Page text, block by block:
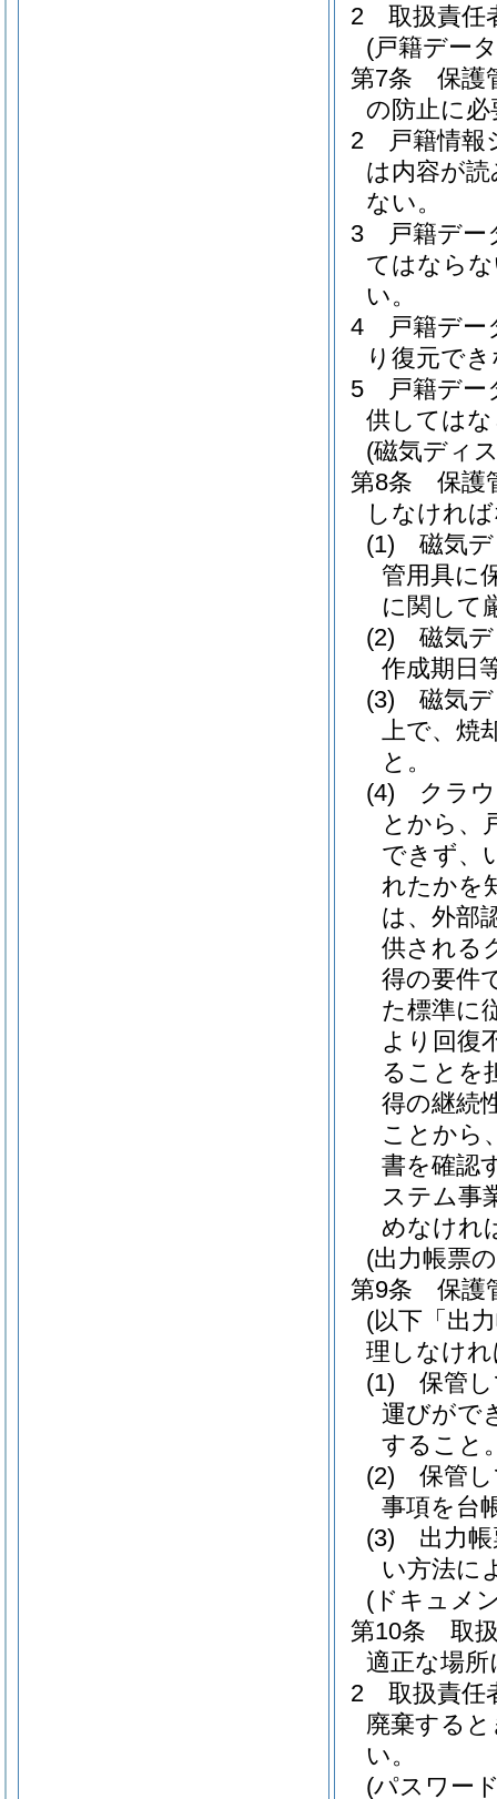
2
取扱責任
(戸籍デー
第7条
保護
の防止に
2
戸籍情
は内容が
ない。
3
戸籍デ
てはなら
い。
4
戸籍デ
り復元で
5
戸籍デ
供しては
(磁気ディ
第8条
保護
しなけれ
(1)
磁気
管用具に
に関して
(2)
磁気
作成期日
(3)
磁気
上で、焼
と。
(4)
クラ
とから、
できず、
れたかを
は、外部
供される
得の要件
た標準に
より回復
ることを
得の継続
ことから
書を確認
ステム事
めなけれ
(出力帳票
第9条
保護
(以下「出
理しなけ
(1)
保管
運びがで
すること
(2)
保管
事項を台
(3)
出力
い方法に
(ドキュメ
第10条
取
適正な場
2
取扱責任
廃棄する
い。
(パスワー